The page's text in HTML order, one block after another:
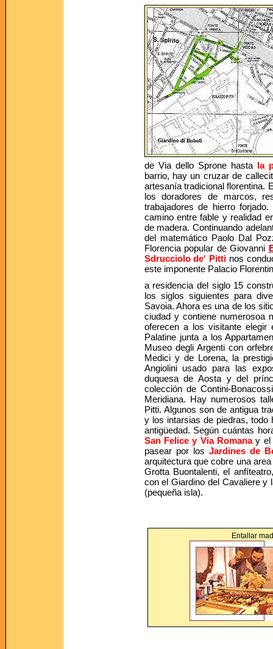
de Via dello Sprone hasta la
barrio, hay un cruzar de
artesanía tradicional florentina.
los doradores de marcos,
trabajadores de hierro
camino entre fable y realidad
de madera. Continuando
del matemático Paolo Dal
Florencia popular de Giovanni
Sdrucciolo de' Pitti nos
este imponente Palacio
a residencia del siglo 15
los siglos siguientes para
Savoia. Ahora es una de los
ciudad y contiene numerosoa
oferecen a los visitante elegir
Palatine junta a los
Museo degli Argenti con
Medici y de Lorena, la
Angiolini usado para las
duquesa de Aosta y del
colección de Contini-
Meridiana. Hay numerosos
Pitti. Algunos son de antigua
y los intarsias de piedras,
antigüedad. Según cuántas
San Felice y Via Romanay el
pasear por los Jardines de
arquitectura que cobre una
Grotta Buontalenti, el
con el Giardino del Cavaliere y
(pequeña isla).
Entallar